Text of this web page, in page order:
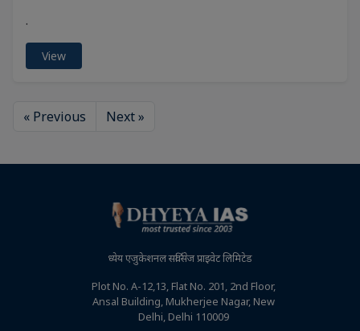
.
View
« Previous Next »
ध्येय एजुकेशनल सर्विसेज प्राइवेट लिमिटेड
Plot No. A-12,13, Flat No. 201, 2nd Floor,
Ansal Building, Mukherjee Nagar, New
Delhi, Delhi 110009